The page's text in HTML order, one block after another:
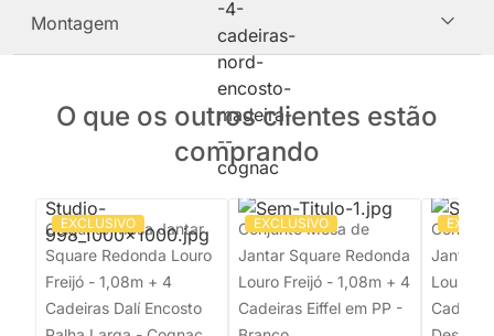
Montagem
O que os outros clientes estão
comprando
EXCLUSIVO
Conjunto Mesa Jantar
Square Redonda Louro
Freijó - 1,08m + 4
Cadeiras Dalí Encosto
EXCLUSIVO
Conjunto Mesa de
Jantar Square Redonda
Louro Freijó - 1,08m + 4
Cadeiras Eiffel em PP -
Jantar
Louro